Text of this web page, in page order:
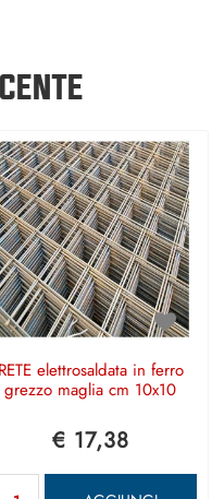
RETE elettrosaldata in ferro
grezzo maglia cm 10x10
€ 17,38